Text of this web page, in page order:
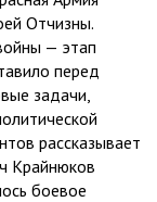
Отчизны.
— этап
перед
задачи,
рассказывает
Крайнюков
боевое